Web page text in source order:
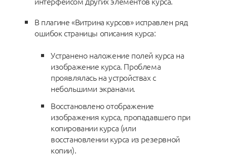
В плагине «Витрина курсов» исправлен ряд
ошибок страницы описания курса:
Устранено наложение полей курса на
изображение курса. Проблема
проявлялась на устройствах с
небольшими экранами.
Восстановлено отображение
изображения курса, пропадавшего при
копировании курса (или
восстановлении курса из резервной
копии).